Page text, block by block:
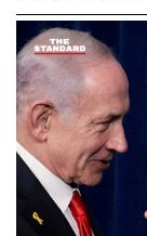
TAGS: ภาษีตอบโ
Japan
ภาษีสินค้า